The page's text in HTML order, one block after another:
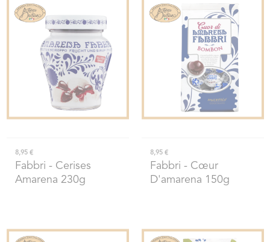
8,95 €
Fabbri - Cerises
Amarena 230g
8,95 €
Fabbri - Cœur
D'amarena 150g